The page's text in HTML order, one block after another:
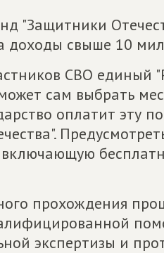
"Защитники
свыше 10
СВО единый
сам выбрать
оплатит эту
прохождения
экспертизы и